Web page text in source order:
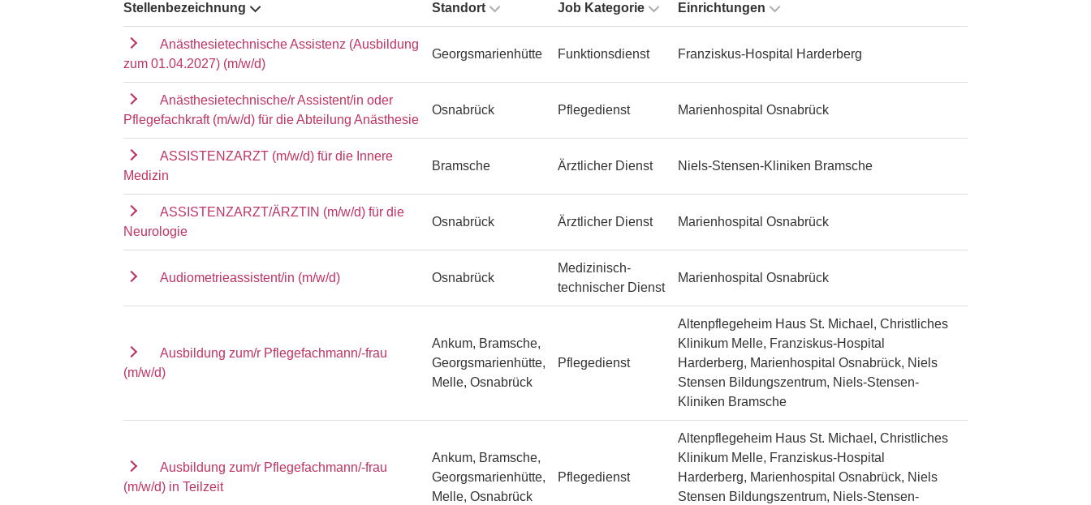
Stellenbezeichnung Standort Job Kategorie Einrichtungen
Anästhesietechnische Assistenz (Ausbildung
zum 01.04.2027) (m/w/d)
Georgsmarienhütte Funktionsdienst Franziskus-Hospital Harderberg
Anästhesietechnische/r Assistent/in oder
Pflegefachkraft (m/w/d) für die Abteilung Anästhesie
Osnabrück Pflegedienst Marienhospital Osnabrück
ASSISTENZARZT (m/w/d) für die Innere
Medizin
Bramsche Ärztlicher Dienst Niels-Stensen-Kliniken Bramsche
ASSISTENZARZT/ÄRZTIN (m/w/d) für die
Neurologie
Osnabrück Ärztlicher Dienst Marienhospital Osnabrück
Audiometrieassistent/in (m/w/d) Osnabrück
Medizinisch-
technischer Dienst
Marienhospital Osnabrück
Ausbildung zum/r Pflegefachmann/-frau
(m/w/d)
Ankum, Bramsche,
Georgsmarienhütte,
Melle, Osnabrück
Pflegedienst
Altenpflegeheim Haus St. Michael, Christliches
Klinikum Melle, Franziskus-Hospital
Harderberg, Marienhospital Osnabrück, Niels
Stensen Bildungszentrum, Niels-Stensen-
Kliniken Bramsche
Ausbildung zum/r Pflegefachmann/-frau
(m/w/d) in Teilzeit
Ankum, Bramsche,
Georgsmarienhütte,
Melle, Osnabrück
Pflegedienst
Altenpflegeheim Haus St. Michael, Christliches
Klinikum Melle, Franziskus-Hospital
Harderberg, Marienhospital Osnabrück, Niels
Stensen Bildungszentrum, Niels-Stensen-